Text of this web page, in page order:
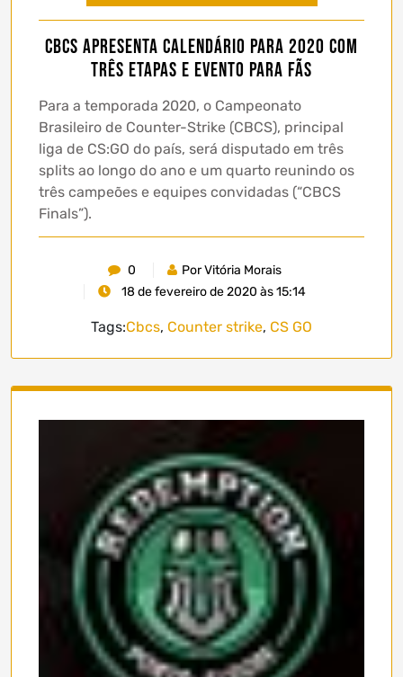
CBCS apresenta calendário para 2020 com
três etapas e evento para fãs
Para a temporada 2020, o Campeonato
Brasileiro de Counter-Strike (CBCS), principal
liga de CS:GO do país, será disputado em três
splits ao longo do ano e um quarto reunindo os
três campeões e equipes convidadas (“CBCS
Finals”).
0
Por Vitória Morais
18 de fevereiro de 2020 às 15:14
Tags:Cbcs, Counter strike, CS GO